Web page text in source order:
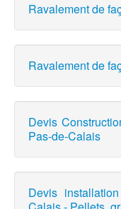
Ravalement de
Ravalement de
Devis
Pas-de-Calais
Devis